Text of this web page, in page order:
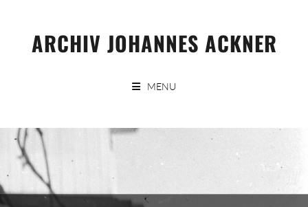
contentARCHIV JOHANNES ACKNER
MENU